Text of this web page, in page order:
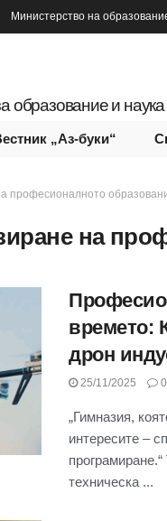
Министерство на
образование и наука
„Аз-буки“
професионалното
на
времето:
дрон
25/11/2025 0
„Гимназия,
интересите –
техническа ...